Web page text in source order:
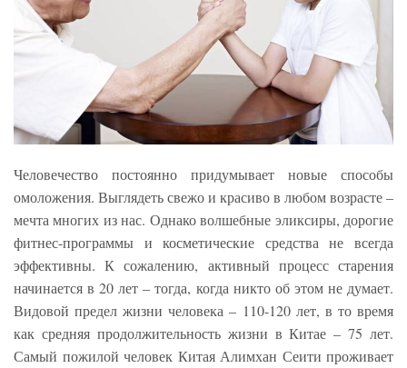
Человечество постоянно придумывает новые способы
омоложения. Выглядеть свежо и красиво в любом возрасте –
мечта многих из нас. Однако волшебные эликсиры, дорогие
фитнес-программы и косметические средства не всегда
эффективны. К сожалению, активный процесс старения
начинается в 20 лет – тогда, когда никто об этом не думает.
Видовой предел жизни человека – 110-120 лет, в то время
как средняя продолжительность жизни в Китае – 75 лет.
Самый пожилой человек Китая Алимхан Сеити проживает